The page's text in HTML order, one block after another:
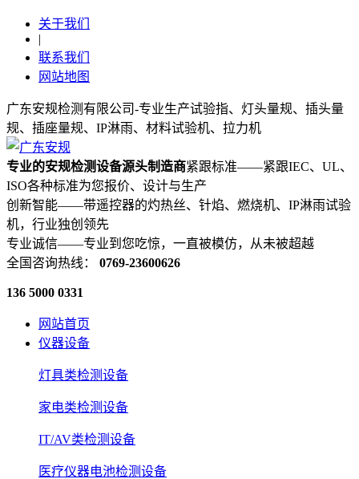
关于我们
|
联系我们
网站地图
广东安规检测有限公司-专业生产试验指、灯头量规、插头量
规、插座量规、IP淋雨、材料试验机、拉力机
专业的安规检测设备源头制造商紧跟标准——紧跟IEC、UL、
ISO各种标准为您报价、设计与生产
创新智能——带遥控器的灼热丝、针焰、燃烧机、IP淋雨试验
机，行业独创领先
专业诚信——专业到您吃惊，一直被模仿，从未被超越
全国咨询热线： 0769-23600626
136 5000 0331
网站首页
仪器设备
灯具类检测设备
家电类检测设备
IT/AV类检测设备
医疗仪器电池检测设备